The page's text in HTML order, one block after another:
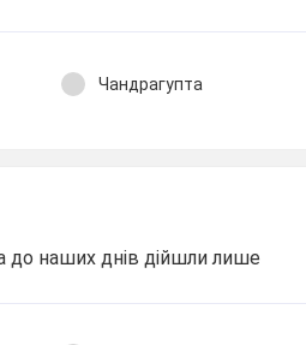
Чандрагупта
до наших днів дійшли лише